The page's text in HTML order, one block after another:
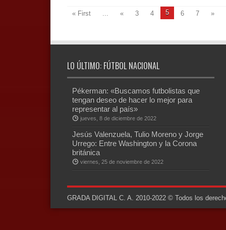
« First ... « 3 4 5 6 7 »
LO ÚLTIMO: FÚTBOL NACIONAL
Pékerman: «Buscamos futbolistas que
tengan deseo de hacer lo mejor para
representar al país»
jueves, 8 de diciembre de 2022
Jesús Valenzuela, Tulio Moreno y Jorge
Urrego: Entre Washington y la Corona
británica
viernes, 25 de noviembre de 2022
GRADA DIGITAL C. A. 2010-2022 © Todos los